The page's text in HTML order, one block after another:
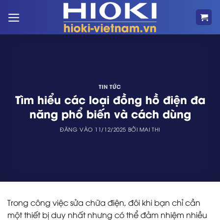
qua
TIN TỨC
Tìm hiểu các loại đồng hồ điện đa
năng phổ biến và cách dùng
ĐĂNG VÀO 11/12/2025 BỞI MAI THI
Trong công việc sửa chữa điện, đôi khi bạn chỉ cần
một thiết bị duy nhất nhưng có thể đảm nhiệm nhiều